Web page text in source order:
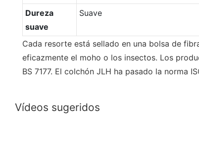
Dureza
suave
Suave
Cada resorte está sellado en una bolsa de
eficazmente el moho o los insectos. Los
BS 7177. El colchón JLH ha pasado la norma
Vídeos sugeridos